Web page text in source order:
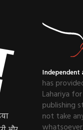
Independent
has
Lahariya
publishing
not take